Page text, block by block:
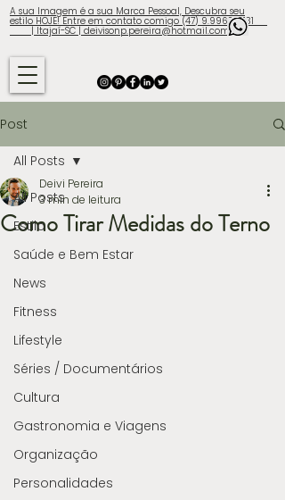
A sua Imagem é a sua Marca Pessoal, Descubra seu
estilo HOJE! Entre em contato comigo (47) 9.9960-3131
| Itajaí-SC | deivisonp.pereira@hotmail.com
Post
All Posts
Estilo
Saúde e Bem Estar
News
Fitness
Lifestyle
Séries / Documentários
Cultura
Gastronomia e Viagens
Organização
Personalidades
All Posts
Como Tirar Medidas do Terno
Deivi Pereira
3 min de leitura